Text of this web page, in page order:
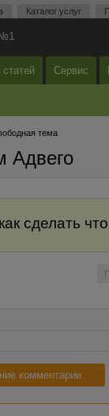
Каталог услуг
Сервис
тема
Адвего
сделать
комментарии